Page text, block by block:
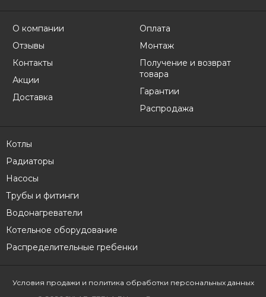
О компании
Отзывы
Контакты
Акции
Доставка
Оплата
Монтаж
Получение и возврат
товара
Гарантии
Распродажа
Котлы
Радиаторы
Насосы
Трубы и фитинги
Водонагреватели
Котельное оборудование
Распределительные гребенки
Условия продажи и политика обработки персональных данных